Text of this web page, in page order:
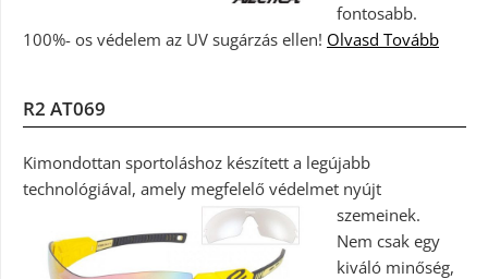
fontosabb.
100%- os védelem az UV sugárzás ellen! Olvasd Tovább
R2 AT069
Kimondottan sportoláshoz készített a legújabb
technológiával, amely megfelelő védelmet nyújt
szemeinek.
Nem csak egy
kiváló minőség,